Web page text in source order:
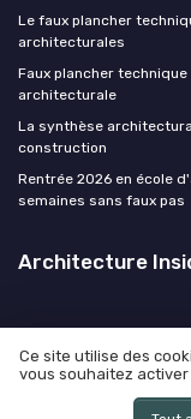
Le faux plancher
architecturales
Faux plancher
architecturale
La synthèse
construction
Rentrée 2026 en école
semaines sans faux pas
Architecture
Mentions
©
Ce site utilise des
vous souhaitez activer